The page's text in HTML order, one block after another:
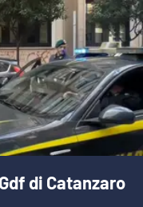
di Catanzaro